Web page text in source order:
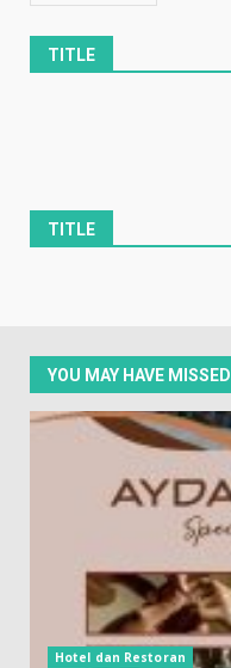
TITLE
TITLE
YOU MAY HAVE MISSED
Hotel dan Restoran